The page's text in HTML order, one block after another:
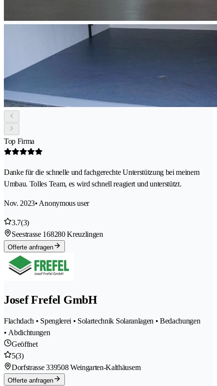
Top Firma
Danke für die schnelle und fachgerechte Unterstützung bei meinem
Umbau. Tolles Team, es wird schnell reagiert und unterstützt.
Nov. 2023• Anonymous user
3.7(3)
Seestrasse 168280 Kreuzlingen
Offerte anfragen
Josef Frefel GmbH
Flachdach • Spenglerei • Solartechnik Solaranlagen • Bedachungen
• Abdichtungen
Geöffnet
5(3)
Dorfstrasse 339508 Weingarten-Kalthäusern
Offerte anfragen